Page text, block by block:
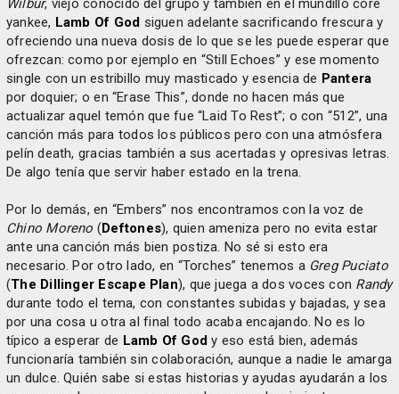
Wilbur, viejo conocido del grupo y también en el mundillo core
yankee, Lamb Of God siguen adelante sacrificando frescura y
ofreciendo una nueva dosis de lo que se les puede esperar que
ofrezcan: como por ejemplo en “Still Echoes” y ese momento
single con un estribillo muy masticado y esencia de Pantera
por doquier; o en “Erase This”, donde no hacen más que
actualizar aquel temón que fue “Laid To Rest”; o con “512”, una
canción más para todos los públicos pero con una atmósfera
pelín death, gracias también a sus acertadas y opresivas letras.
De algo tenía que servir haber estado en la trena.
Por lo demás, en “Embers” nos encontramos con la voz de
Chino Moreno (Deftones), quien ameniza pero no evita estar
ante una canción más bien postiza. No sé si esto era
necesario. Por otro lado, en “Torches” tenemos a Greg Puciato
(The Dillinger Escape Plan), que juega a dos voces con Randy
durante todo el tema, con constantes subidas y bajadas, y sea
por una cosa u otra al final todo acaba encajando. No es lo
típico a esperar de Lamb Of Gody eso está bien, además
funcionaría también sin colaboración, aunque a nadie le amarga
un dulce. Quién sabe si estas historias y ayudas ayudarán a los